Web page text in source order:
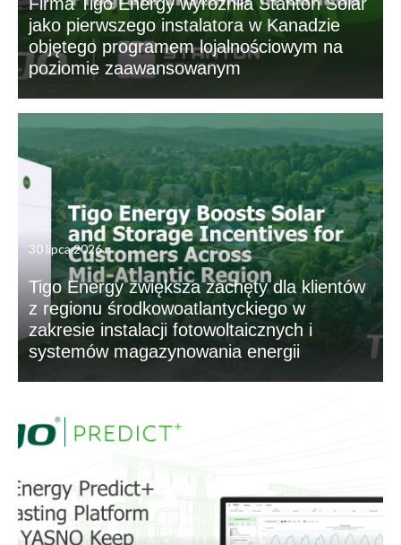
jako pierwszego instalatora w Kanadzie
objętego programem lojalnościowym na
poziomie zaawansowanym
30 lipca 2026 r.
Tigo Energy zwiększa zachęty dla klientów
z regionu środkowoatlantyckiego w
zakresie instalacji fotowoltaicznych i
systemów magazynowania energii